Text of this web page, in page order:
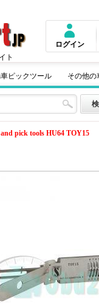
ト
ログイン
ピックツール その他の
pick tools HU64 TOY15